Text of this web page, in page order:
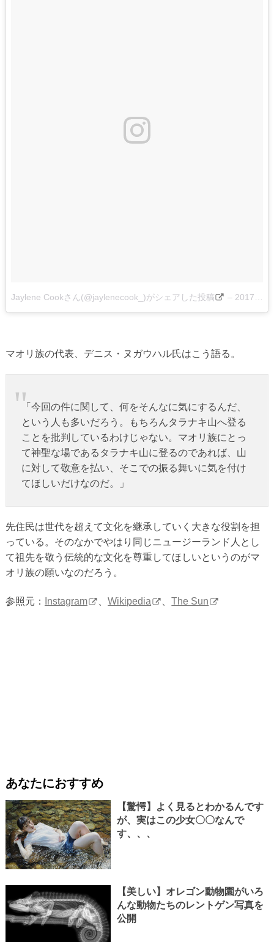
Jaylene Cookさん(@jaylenecook_)がシェアした投稿 – 2017 4月 10 1:17午前 PDT
マオリ族の代表、デニス・ヌガウハル氏はこう語る。
「今回の件に関して、何をそんなに気にするんだ、
という人も多いだろう。もちろんタラナキ山へ登る
ことを批判しているわけじゃない。マオリ族にとっ
て神聖な場であるタラナキ山に登るのであれば、山
に対して敬意を払い、そこでの振る舞いに気を付け
てほしいだけなのだ。」
先住民は世代を超えて文化を継承していく大きな役割を担
っている。そのなかでやはり同じニュージーランド人とし
て祖先を敬う伝統的な文化を尊重してほしいというのがマ
オリ族の願いなのだろう。
参照元： Instagram 、Wikipedia 、The Sun
あなたにおすすめ
【驚愕】よく見るとわかるんです
が、実はこの少女〇〇なんで
す、、、
【美しい】オレゴン動物園がいろ
んな動物たちのレントゲン写真を
公開